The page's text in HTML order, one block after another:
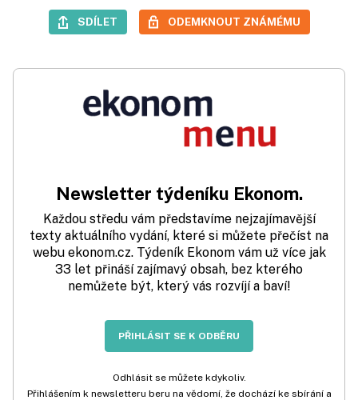
SDÍLET ODEMKNOUT ZNÁMÉMU
Newsletter týdeníku Ekonom.
Každou středu vám představíme nejzajímavější
texty aktuálního vydání, které si můžete přečíst na
webu ekonom.cz. Týdeník Ekonom vám už více jak
33 let přináší zajímavý obsah, bez kterého
nemůžete být, který vás rozvíjí a baví!
PŘIHLÁSIT SE K ODBĚRU
Odhlásit se můžete kdykoliv.
Přihlášením k newsletteru beru na vědomí, že dochází ke sbírání a